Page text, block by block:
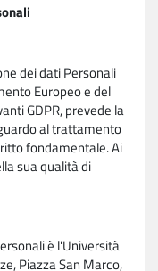
dei dati Personali
Europeo e del
GDPR, prevede la
al trattamento
fondamentale. Ai
sua qualità di
è l'Università
Piazza San Marco,